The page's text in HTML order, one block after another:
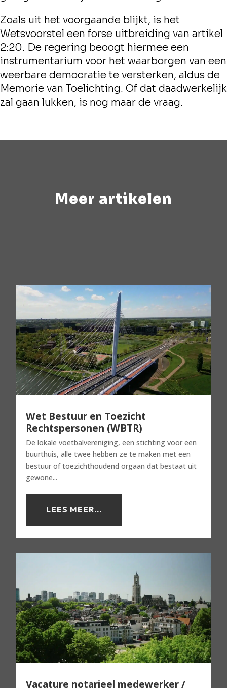
Zoals uit het voorgaande blijkt, is het
Wetsvoorstel een forse uitbreiding van artikel
2:20. De regering beoogt hiermee een
instrumentarium voor het waarborgen van een
weerbare democratie te versterken, aldus de
Memorie van Toelichting. Of dat daadwerkelijk
zal gaan lukken, is nog maar de vraag.
Meer artikelen
Wet Bestuur en Toezicht
Rechtspersonen (WBTR)
De lokale voetbalvereniging, een stichting voor een
buurthuis, alle twee hebben ze te maken met een
bestuur of toezichthoudend orgaan dat bestaat uit
gewone...
LEES MEER...
Vacature notarieel medewerker /